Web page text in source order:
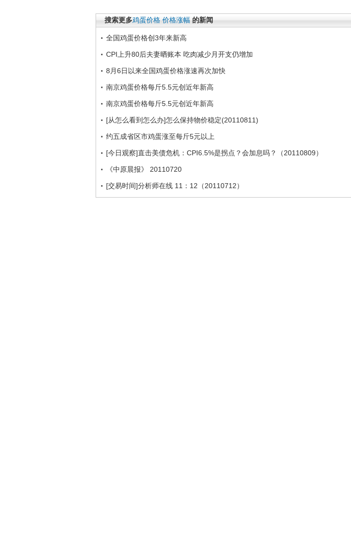
搜索更多鸡蛋价格 价格涨幅 的新闻
全国鸡蛋价格创3年来新高
CPI上升80后夫妻晒账本 吃肉减少月开支仍增加
8月6日以来全国鸡蛋价格涨速再次加快
南京鸡蛋价格每斤5.5元创近年新高
南京鸡蛋价格每斤5.5元创近年新高
[从怎么看到怎么办]怎么保持物价稳定(20110811)
约五成省区市鸡蛋涨至每斤5元以上
[今日观察]直击美债危机：CPI6.5%是拐点？会加息吗？（20110809）
《中原晨报》 20110720
[交易时间]分析师在线 11：12（20110712）